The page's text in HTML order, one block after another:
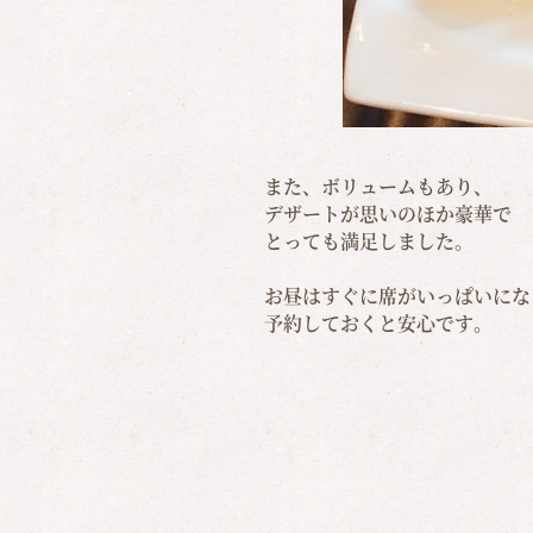
また、ボリュームもあり、
デザートが思いのほか豪華で
とっても満足しました。
お昼はすぐに席がいっぱいに
予約しておくと安心です。